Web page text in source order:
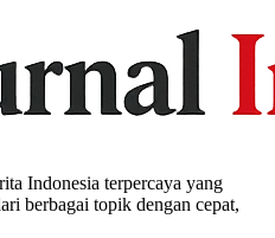
Indonesia terpercaya yang
berbagai topik dengan cepat,